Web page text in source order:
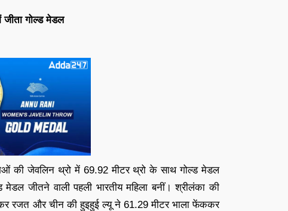
गोल्ड मेडल
की जेवलिन थ्रो में 69.92 मीटर थ्रो के साथ गोल्ड मेडल
जीतने वाली पहली भारतीय महिला बनीं। श्रीलंका की
रजत और चीन की हुइहुई ल्यू ने 61.29 मीटर भाला फेंककर